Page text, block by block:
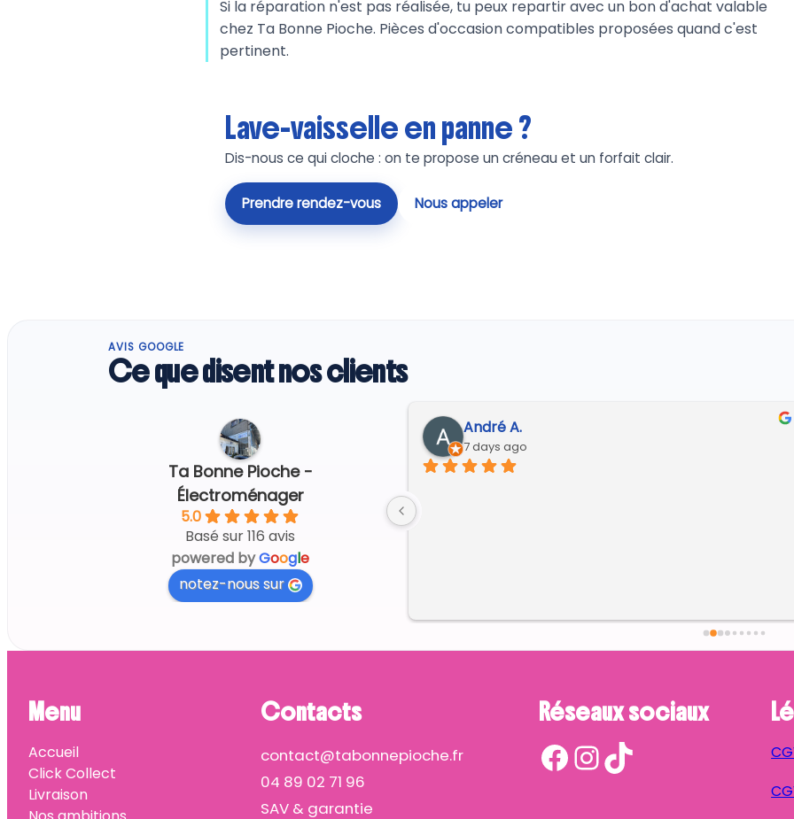
Si la réparation n'est pas réalisée, tu peux repartir avec un bon d'achat valable
chez Ta Bonne Pioche. Pièces d'occasion compatibles proposées quand c'est
pertinent.
Lave-vaisselle en panne ?
Dis-nous ce qui cloche : on te propose un créneau et un forfait clair.
Prendre rendez-vous Nous appeler
AVIS GOOGLE
Ce que disent nos clients
Ta Bonne Pioche -
Électroménager
5.0
Basé sur 116 avis
powered byGoogle
notez-nous sur
André A.
7 days ago
Menu
Accueil
Click Collect
Livraison
Contacts
contact@tabonnepioche.fr
04 89 02 71 96
SAV & garantie
Réseaux sociaux
Facebook InstagramTikTok